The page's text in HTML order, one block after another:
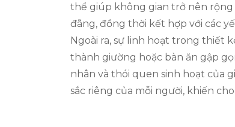
thể giúp không gian trở nên rộng
đãng, đồng thời kết hợp với các
Ngoài ra, sự linh hoạt trong thiết
thành giường hoặc bàn ăn gập
nhân và thói quen sinh hoạt của
sắc riêng của mỗi người, khiến